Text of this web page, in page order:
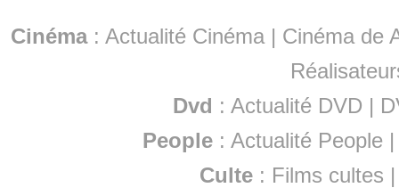
Cinéma: Actualité Cinéma | Cinéma de
Dvd : Actualité DVD |
People :Actualité People
Culte : Films cultes